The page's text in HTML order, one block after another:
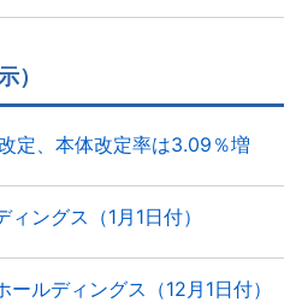
）
定、本体改定率は3.09％増
ィングス（1月1日付）
ールディングス（12月1日付）